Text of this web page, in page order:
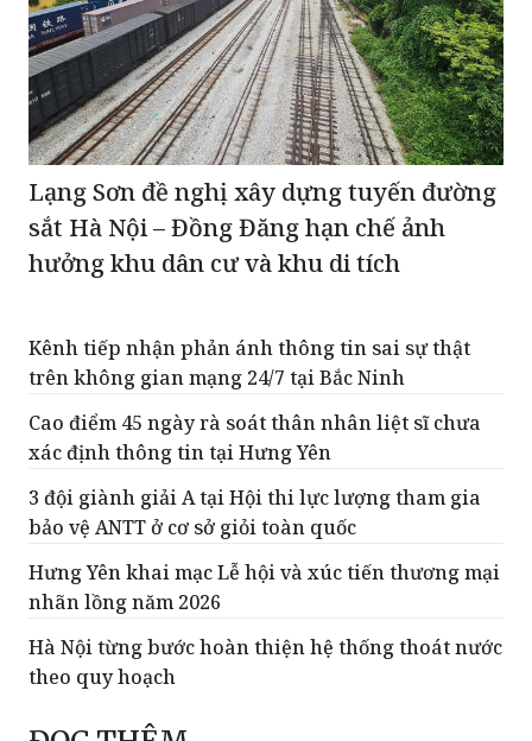
Lạng Sơn đề nghị xây dựng tuyến đường
sắt Hà Nội – Đồng Đăng hạn chế ảnh
hưởng khu dân cư và khu di tích
Kênh tiếp nhận phản ánh thông tin sai sự thật
trên không gian mạng 24/7 tại Bắc Ninh
Cao điểm 45 ngày rà soát thân nhân liệt sĩ chưa
xác định thông tin tại Hưng Yên
3 đội giành giải A tại Hội thi lực lượng tham gia
bảo vệ ANTT ở cơ sở giỏi toàn quốc
Hưng Yên khai mạc Lễ hội và xúc tiến thương mại
nhãn lồng năm 2026
Hà Nội từng bước hoàn thiện hệ thống thoát nước
theo quy hoạch